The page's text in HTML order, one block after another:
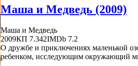
Маша и Медведь (2009)
Маша и Медведь
2009КП 7.342IMDb 7.2
О дружбе и приключениях маленькой
ребенком, исследующим окружающий